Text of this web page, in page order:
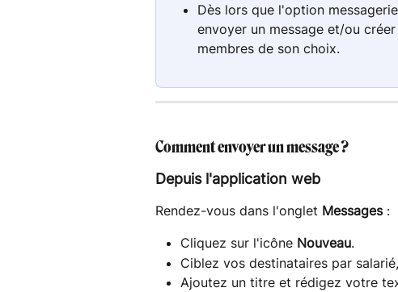
Dès lors que l'option
envoyer un message et/ou
membres de son choix.
Comment envoyer un message ?
Depuis l'application web
Rendez-vous dans l'onglet Messages :
Cliquez sur l'icône Nouveau.
Ciblez vos destinataires par
Ajoutez un titre et rédigez votre